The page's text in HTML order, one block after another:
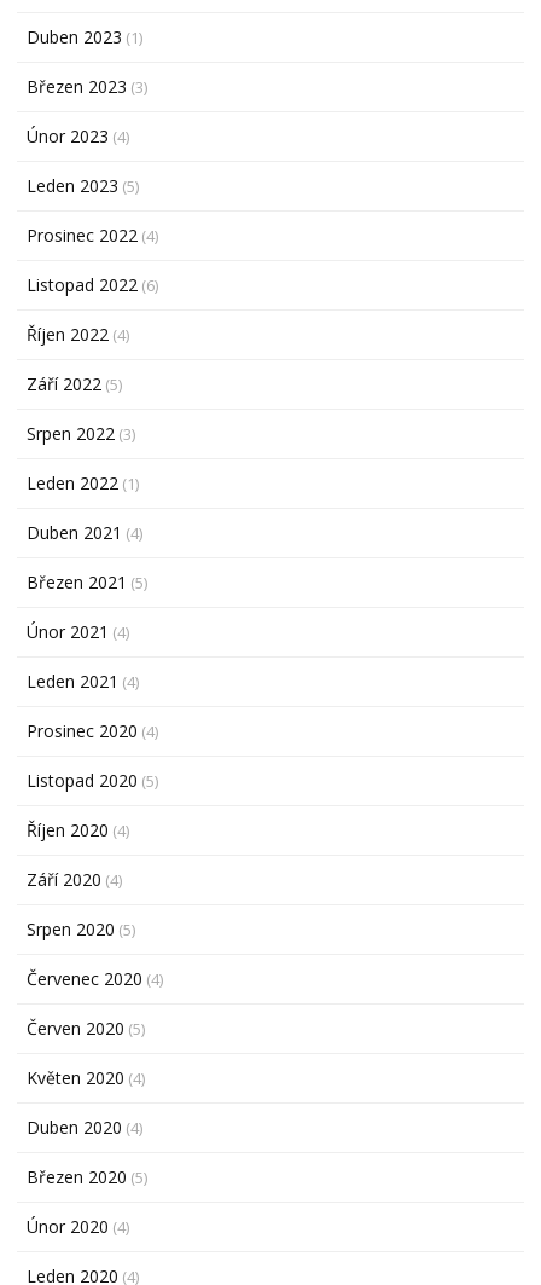
Duben 2023 (1)
Březen 2023 (3)
Únor 2023 (4)
Leden 2023 (5)
Prosinec 2022 (4)
Listopad 2022 (6)
Říjen 2022 (4)
Září 2022 (5)
Srpen 2022 (3)
Leden 2022 (1)
Duben 2021 (4)
Březen 2021 (5)
Únor 2021 (4)
Leden 2021 (4)
Prosinec 2020 (4)
Listopad 2020 (5)
Říjen 2020 (4)
Září 2020 (4)
Srpen 2020 (5)
Červenec 2020 (4)
Červen 2020 (5)
Květen 2020 (4)
Duben 2020 (4)
Březen 2020 (5)
Únor 2020 (4)
Leden 2020 (4)